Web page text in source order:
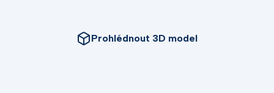
Prohlédnout 3D model